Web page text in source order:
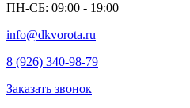
ПН-СБ: 09:00 - 19:00
info@dkvorota.ru
8 (926) 340-98-79
Заказать звонок